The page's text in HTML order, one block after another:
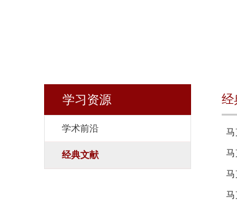
学习资源
学术前沿
经典文献
经
马
马
马
马